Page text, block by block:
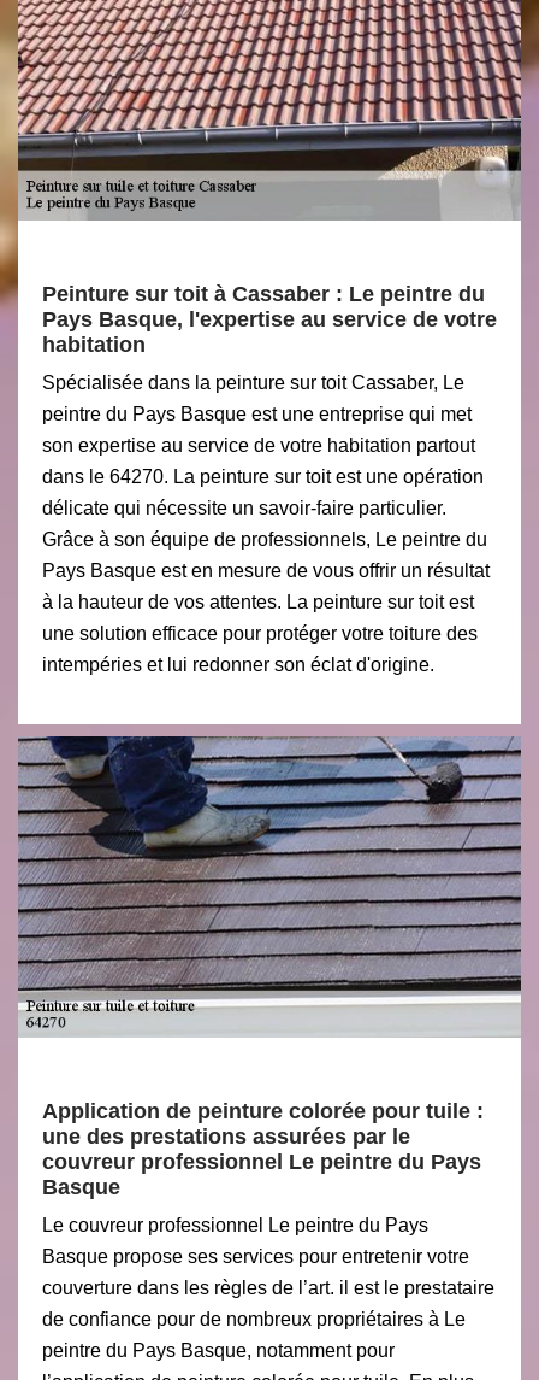
Peinture sur toit à Cassaber : Le peintre du
Pays Basque, l'expertise au service de votre
habitation
Spécialisée dans la peinture sur toit Cassaber, Le
peintre du Pays Basque est une entreprise qui met
son expertise au service de votre habitation partout
dans le 64270. La peinture sur toit est une opération
délicate qui nécessite un savoir-faire particulier.
Grâce à son équipe de professionnels, Le peintre du
Pays Basque est en mesure de vous offrir un résultat
à la hauteur de vos attentes. La peinture sur toit est
une solution efficace pour protéger votre toiture des
intempéries et lui redonner son éclat d'origine.
Application de peinture colorée pour tuile :
une des prestations assurées par le
couvreur professionnel Le peintre du Pays
Basque
Le couvreur professionnel Le peintre du Pays
Basque propose ses services pour entretenir votre
couverture dans les règles de l’art. il est le prestataire
de confiance pour de nombreux propriétaires à Le
peintre du Pays Basque, notamment pour